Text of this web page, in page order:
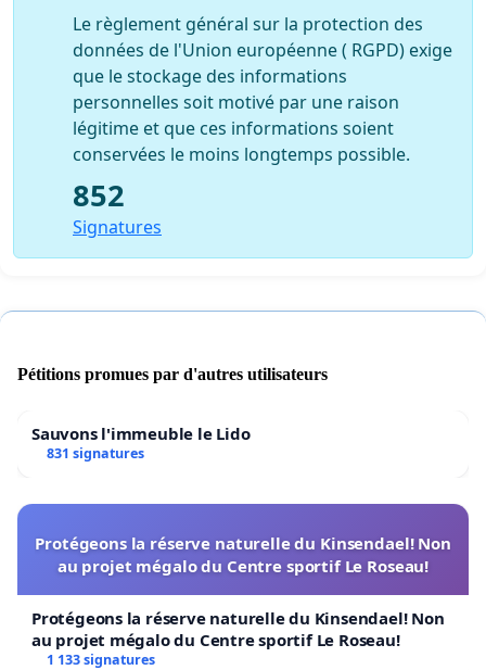
Le règlement général sur la protection des
données de l'Union européenne ( RGPD) exige
que le stockage des informations
personnelles soit motivé par une raison
légitime et que ces informations soient
conservées le moins longtemps possible.
852
Signatures
Pétitions promues par d'autres utilisateurs
Sauvons l'immeuble le Lido
831 signatures
Protégeons la réserve naturelle du Kinsendael! Non
au projet mégalo du Centre sportif Le Roseau!
Protégeons la réserve naturelle du Kinsendael! Non
au projet mégalo du Centre sportif Le Roseau!
1 133 signatures